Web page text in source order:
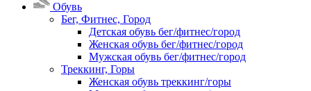
Обувь
Бег, Фитнес, Город
Детская обувь бег/фитнес/город
Женская обувь бег/фитнес/город
Мужская обувь бег/фитнес/город
Треккинг, Горы
Женская обувь треккинг/горы